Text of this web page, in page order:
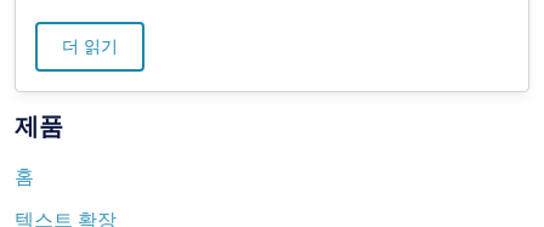
더 읽기
제품
홈
텍스트 확장